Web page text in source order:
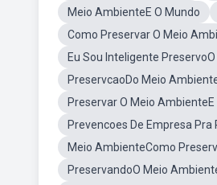
Meio AmbienteE O Mundo
Como Preservar O Meio
Eu Sou Inteligente
PreservcaoDo Meio
Preservar O Meio
Prevencoes De Empresa
Meio AmbienteComo
PreservandoO Meio